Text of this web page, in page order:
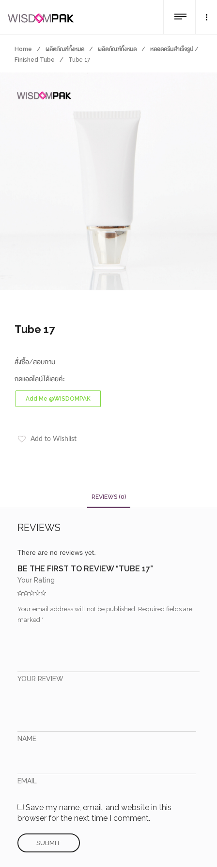
Home / ผลิตภัณฑ์ทั้งหมด / ผลิตภัณฑ์ทั้งหมด /
หลอดครีมสำเร็จรูป /
Finished Tube
/ Tube 17
Tube 17
สั่งซื้อ/สอบถาม
กดแอดไลน์ได้เลยค่ะ
Add Me @WISDOMPAK
Add to Wishlist
REVIEWS (0)
REVIEWS
There are no reviews yet.
BE THE FIRST TO REVIEW “TUBE 17”
Your email address will not be published. Required fields are
marked *
Your Rating
YOUR REVIEW
NAME
EMAIL
Save my name, email, and website in this
browser for the next time I comment.